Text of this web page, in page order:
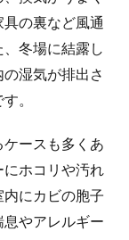
の裏など風通
冬場に結露し
湿気が排出さ
。
ケースも多くあ
にホコリや汚れ
にカビの胞子
息やアレルギー